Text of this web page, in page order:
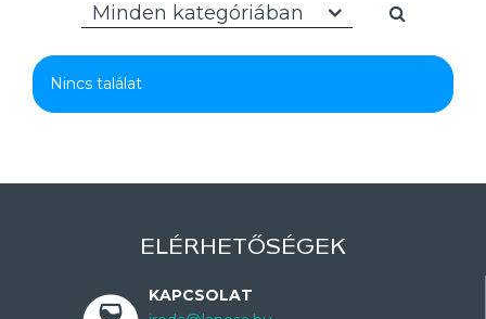
Minden kategóriában
Nincs találat
ELÉRHETŐSÉGEK
KAPCSOLAT